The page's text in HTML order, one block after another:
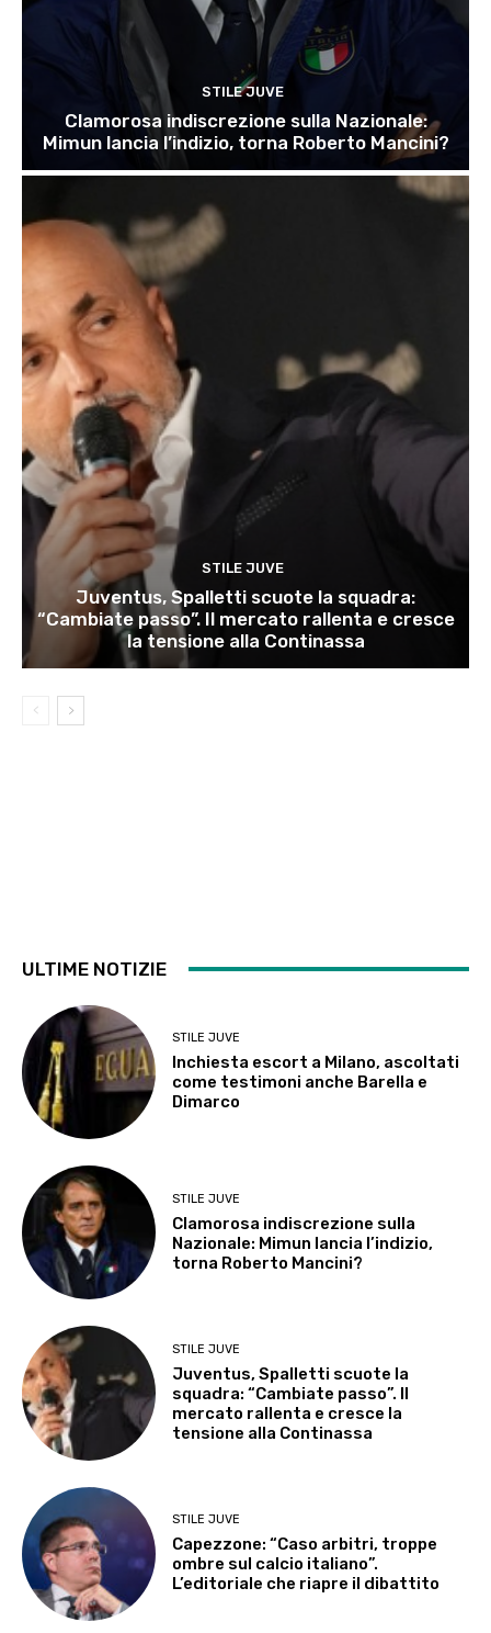
STILE JUVE
Clamorosa indiscrezione sulla Nazionale:
Mimun lancia l’indizio, torna Roberto Mancini?
STILE JUVE
Juventus, Spalletti scuote la squadra:
“Cambiate passo”. Il mercato rallenta e cresce
la tensione alla Continassa
ULTIME NOTIZIE
STILE JUVE
Inchiesta escort a Milano, ascoltati
come testimoni anche Barella e
Dimarco
STILE JUVE
Clamorosa indiscrezione sulla
Nazionale: Mimun lancia l’indizio,
torna Roberto Mancini?
STILE JUVE
Juventus, Spalletti scuote la
squadra: “Cambiate passo”. Il
mercato rallenta e cresce la
tensione alla Continassa
STILE JUVE
Capezzone: “Caso arbitri, troppe
ombre sul calcio italiano”.
L’editoriale che riapre il dibattito